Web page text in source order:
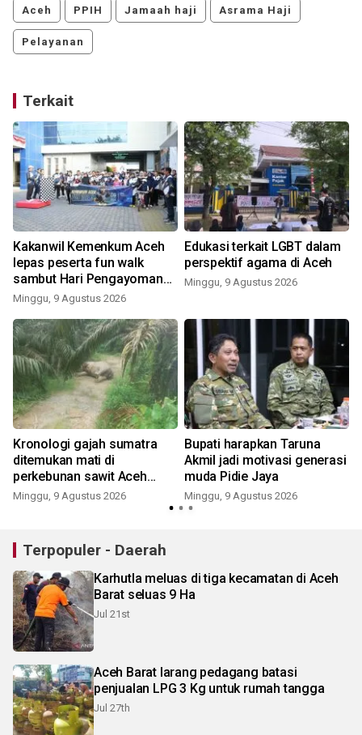
Aceh PPIH Jamaah haji Asrama Haji
Pelayanan
Terkait
Kakanwil Kemenkum Aceh
lepas peserta fun walk
sambut Hari Pengayoman
ke-81
Minggu, 9 Agustus 2026
Edukasi terkait LGBT dalam
perspektif agama di Aceh
Minggu, 9 Agustus 2026
Kronologi gajah sumatra
ditemukan mati di
perkebunan sawit Aceh
Tamiang
Minggu, 9 Agustus 2026
Bupati harapkan Taruna
Akmil jadi motivasi generasi
muda Pidie Jaya
Minggu, 9 Agustus 2026
Terpopuler - Daerah
Karhutla meluas di tiga kecamatan di Aceh
Barat seluas 9 Ha
Jul 21st
Aceh Barat larang pedagang batasi
penjualan LPG 3 Kg untuk rumah tangga
Jul 27th